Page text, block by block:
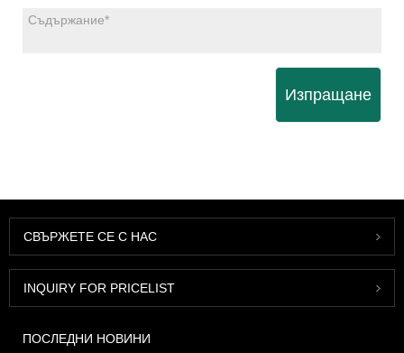
Изпращане
СВЪРЖЕТЕ СЕ С НАС
INQUIRY FOR PRICELIST
ПОСЛЕДНИ НОВИНИ